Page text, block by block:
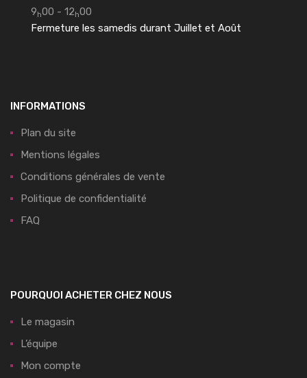
9h00 - 12h00
Fermeture les samedis durant Juillet et Août
INFORMATIONS
Plan du site
Mentions légales
Conditions générales de vente
Politique de confidentialité
FAQ
POURQUOI ACHETER CHEZ NOUS
Le magasin
L’équipe
Mon compte